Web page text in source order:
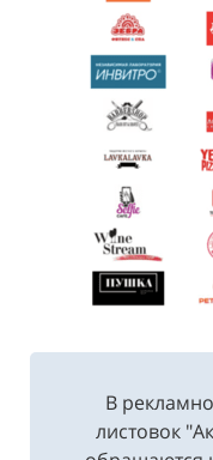
В
листовок